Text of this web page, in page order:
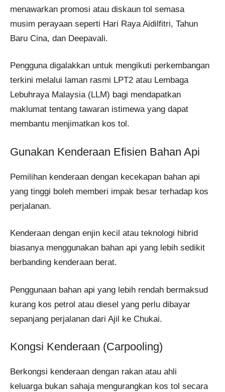
menawarkan promosi atau diskaun tol semasa
musim perayaan seperti Hari Raya Aidilfitri, Tahun
Baru Cina, dan Deepavali.
Pengguna digalakkan untuk mengikuti perkembangan
terkini melalui laman rasmi LPT2 atau Lembaga
Lebuhraya Malaysia (LLM) bagi mendapatkan
maklumat tentang tawaran istimewa yang dapat
membantu menjimatkan kos tol.
Gunakan Kenderaan Efisien Bahan Api
Pemilihan kenderaan dengan kecekapan bahan api
yang tinggi boleh memberi impak besar terhadap kos
perjalanan.
Kenderaan dengan enjin kecil atau teknologi hibrid
biasanya menggunakan bahan api yang lebih sedikit
berbanding kenderaan berat.
Penggunaan bahan api yang lebih rendah bermaksud
kurang kos petrol atau diesel yang perlu dibayar
sepanjang perjalanan dari Ajil ke Chukai.
Kongsi Kenderaan (Carpooling)
Berkongsi kenderaan dengan rakan atau ahli
keluarga bukan sahaja mengurangkan kos tol secara